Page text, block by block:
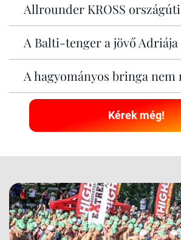
Allrounder KROSS
A Balti-tenger a jövő Adriája
A hagyományos bringa
Kérek még!